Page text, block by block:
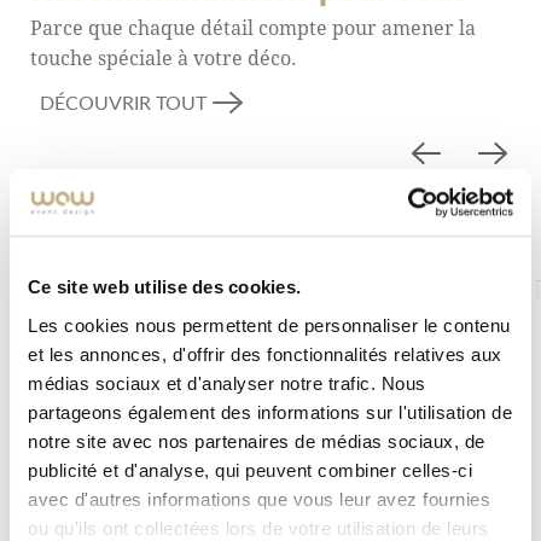
Ce site web utilise des cookies.
Les cookies nous permettent de personnaliser le contenu
et les annonces, d'offrir des fonctionnalités relatives aux
médias sociaux et d'analyser notre trafic. Nous
partageons également des informations sur l'utilisation de
notre site avec nos partenaires de médias sociaux, de
publicité et d'analyse, qui peuvent combiner celles-ci
avec d'autres informations que vous leur avez fournies
ou qu'ils ont collectées lors de votre utilisation de leurs
Parce que chaque détail compte pour amener la
touche spéciale à votre déco.
DÉCOUVRIR TOUT